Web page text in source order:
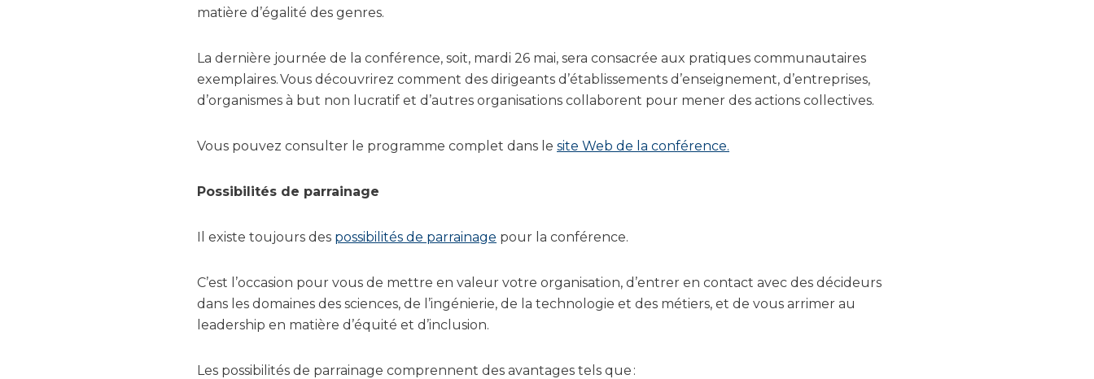
matière d’égalité des genres.
La dernière journée de la conférence, soit, mardi 26 mai, sera consacrée aux pratiques communautaires
exemplaires. Vous découvrirez comment des dirigeants d’établissements d’enseignement, d’entreprises,
d’organismes à but non lucratif et d’autres organisations collaborent pour mener des actions collectives.
Vous pouvez consulter le programme complet dans le site Web de la conférence.
Possibilités de parrainage
Il existe toujours des possibilités de parrainage pour la conférence.
C’est l’occasion pour vous de mettre en valeur votre organisation, d’entrer en contact avec des décideurs
dans les domaines des sciences, de l’ingénierie, de la technologie et des métiers, et de vous arrimer au
leadership en matière d’équité et d’inclusion.
Les possibilités de parrainage comprennent des avantages tels que :